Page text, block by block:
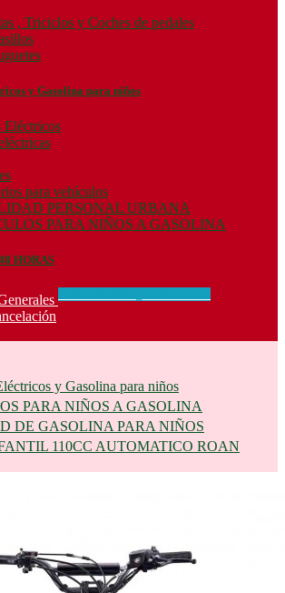
, Triciclos y Coches de pedales
y Gasolina para niños
Eléctricos
para vehículos
PERSONAL URBANA
PARA NIÑOS A GASOLINA
HORAS
y Gasolina para niños
PARA NIÑOS A GASOLINA
DE GASOLINA PARA NIÑOS
110CC AUTOMATICO ROAN